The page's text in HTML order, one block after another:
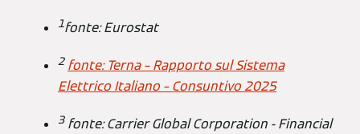
1fonte: Eurostat
2 fonte: Terna – Rapporto sul Sistema
Elettrico Italiano – Consuntivo 2025
3fonte: Carrier Global Corporation - Financial